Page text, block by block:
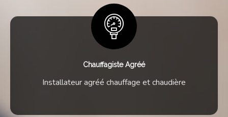
Chauffagiste Agréé
Installateur agréé chauffage et chaudière